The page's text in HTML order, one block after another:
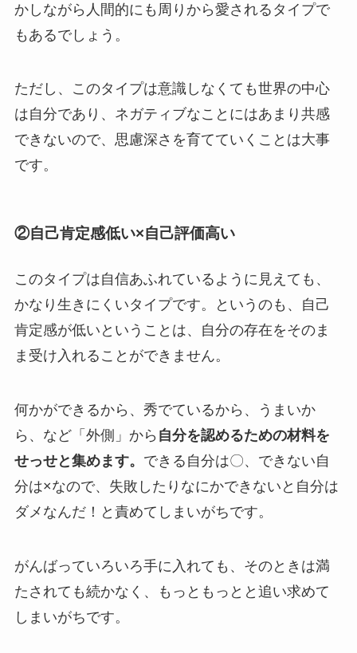
かしながら人間的にも周りから愛されるタイプで
もあるでしょう。
ただし、このタイプは意識しなくても世界の中心
は自分であり、ネガティブなことにはあまり共感
できないので、思慮深さを育てていくことは大事
です。
②自己肯定感低い×自己評価高い
このタイプは自信あふれているように見えても、
かなり生きにくいタイプです。というのも、自己
肯定感が低いということは、自分の存在をそのま
ま受け入れることができません。
何かができるから、秀でているから、うまいか
ら、など「外側」から 自分を認めるための材料を
せっせと集めます。 できる自分は〇、できない自
分は×なので、失敗したりなにかできないと自分は
ダメなんだ！と責めてしまいがちです。
がんばっていろいろ手に入れても、そのときは満
たされても続かなく、もっともっとと追い求めて
しまいがちです。